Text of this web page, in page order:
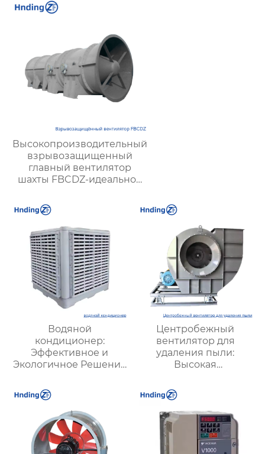
систем
Высокопроизводительный
взрывозащищенный
главный вентилятор
шахты FBCDZ-идеальное
крупных и средних горных
Водяной
кондиционер:
Эффективное и
Экологичное Решение
Вашего Пространства
Центробежный
вентилятор для
удаления пыли:
Высокая
надежность и
инновационные
технологии для
промышленных
систем очистки
воздуха